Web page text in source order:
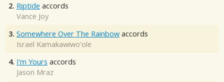
2. Riptide accords
Vance Joy
3. Somewhere Over The Rainbow accords
Israel Kamakawiwo'ole
4. I'm Yours accords
Jason Mraz